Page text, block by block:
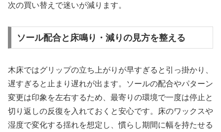
次の買い替えで迷いが減ります。
ソール配合と床鳴り・減りの見方を整える
木床ではグリップの立ち上がりが早すぎると引っ掛かり、
遅すぎると止まり遅れが出ます。ソールの配合やパターン
変更は印象を左右するため、最寄りの環境で一度は停止と
切り返しの反復を入れておくと安心です。床のワックスや
湿度で変化する揺れを想定し、慣らし期間に幅を持たせる